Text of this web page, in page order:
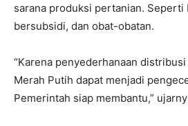
sarana produksi pertanian. Seperti
bersubsidi, dan obat-obatan.
“Karena penyederhanaan
Merah Putih dapat menjadi
Pemerintah siap membantu,”